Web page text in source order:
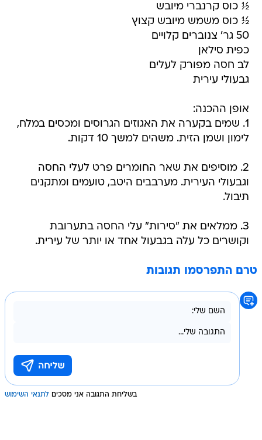
½ כוס קרנברי מיובש
½ כוס משמש מיובש קצוץ
50 גר' צנוברים קלויים
כפית סילאן
לב חסה מפורק לעלים
גבעולי עירית
אופן ההכנה:
1. שמים בקערה את האגוזים הגרוסים ומכסים במלח,
לימון ושמן הזית. משהים למשך 10 דקות.
2. מוסיפים את שאר החומרים פרט לעלי החסה
וגבעולי העירית. מערבבים היטב, טועמים ומתקנים
תיבול.
3. ממלאים את "סירות" עלי החסה בתערובת
וקושרים כל עלה בגבעול אחד או יותר של עירית.
טרם התפרסמו תגובות
בשליחת התגובה אני מסכים לתנאי השימוש